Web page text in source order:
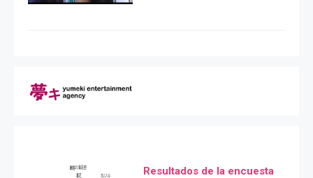
Resultados de la encuesta